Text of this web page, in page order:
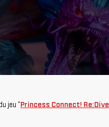
jeu "Princess Connect! Re:Dive